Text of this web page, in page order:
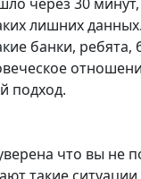
лишних
банки,
подход.
что вы не